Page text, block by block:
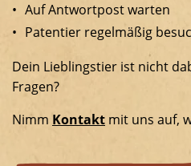
Auf Antwortpost warten
Patentier regelmäßig
Dein Lieblingstier ist nicht
Fragen?
Nimm Kontakt mit uns auf,